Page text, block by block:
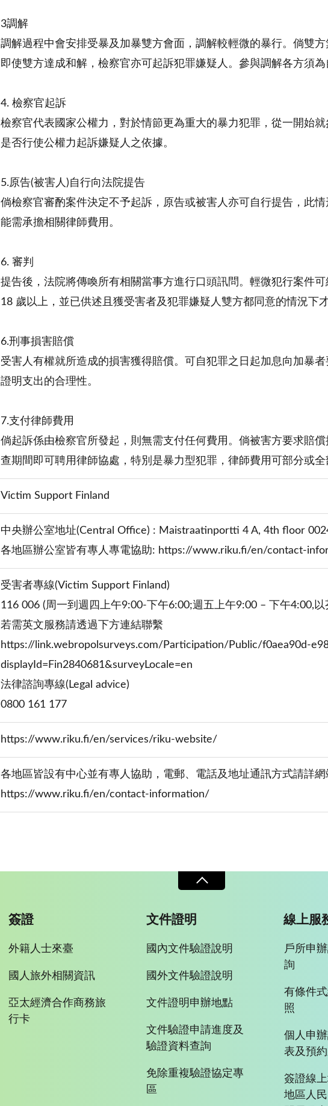
3調解
調解過程中會安排受暴及加暴雙方會面，調解較輕微的暴行。倘雙
即使雙方達成和解，檢察官亦可起訴犯罪嫌疑人。參與調解各方須為
4. 檢察官起訴
檢察官代表國家公權力，對於情節更為重大的暴力犯罪，從一開始
是否行使公權力起訴嫌疑人之依據。
5.原告(被害人)自行向法院提告
倘檢察官審酌案件決定不予起訴，原告或被害人亦可自行提告，此
能需承擔相關律師費用。
6. 審判
提告後，法院將傳喚所有相關當事方進行口頭訊問。輕微犯行案件
18 歲以上，並已供述且獲受害者及犯罪嫌疑人雙方都同意的情況下才
6.刑事損害賠償
受害人有權就所造成的損害獲得賠償。可自犯罪之日起加息向加暴
證明支出的合理性。
7.支付律師費用
倘起訴係由檢察官所發起，則無需支付任何費用。倘被害方要求賠
查期間即可聘用律師協處，特別是暴力型犯罪，律師費用可部分或全
Victim Support Finland
中央辦公室地址(Central Office) : Maistraatinportti 4 A, 4th floor
各地區辦公室皆有專人專電協助: https://www.riku.fi/en/contact-
受害者專線(Victim Support Finland)
116 006 (周一到週四上午9:00-下午6:00;週五上午9:00 – 下午4:00,以
若需英文服務請透過下方連結聯繫
https://link.webropolsurveys.com/Participation/Public/f0aea90d-
displayId=Fin2840681&surveyLocale=en
法律諮詢專線(Legal advice)
0800 161 177
https://www.riku.fi/en/services/riku-website/
各地區皆設有中心並有專人協助，電郵、電話及地址通訊方式請詳網
https://www.riku.fi/en/contact-information/
簽證
外籍人士來臺
國人旅外相關資訊
亞太經濟合作商務旅
行卡
文件證明
國內文件驗證說明
國外文件驗證說明
文件證明申辦地點
文件驗證申請進度及
驗證資料查詢
免除重複驗證協定專
區
線上服
戶所申
詢
有條件
照
個人申
表及預
簽證線
地區人